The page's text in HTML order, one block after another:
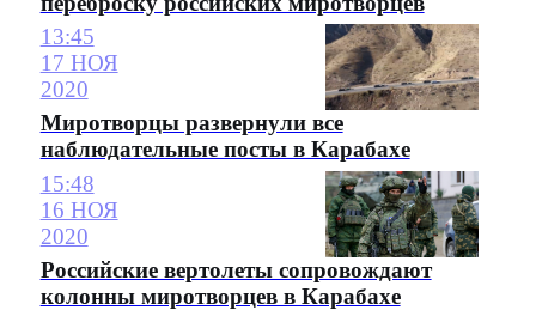
13:45
17 НОЯ
2020
Миротворцы развернули все
наблюдательные посты в Карабахе
15:48
16 НОЯ
2020
Российские вертолеты сопровождают
колонны миротворцев в Карабахе